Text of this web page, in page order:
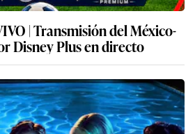
| Transmisión del México-
Disney Plus en directo